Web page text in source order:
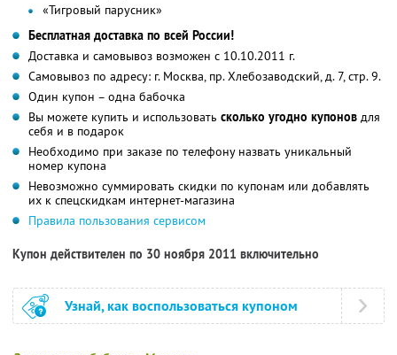
«Тигровый парусник»
Бесплатная доставка по всей России!
Доставка и самовывоз возможен с 10.10.2011 г.
Самовывоз по адресу: г. Москва, пр. Хлебозаводский, д. 7, стр. 9.
Один купон – одна бабочка
Вы можете купить и использовать сколько угодно купонов для
себя и в подарок
Необходимо при заказе по телефону назвать уникальный
номер купона
Невозможно суммировать скидки по купонам или добавлять
их к спецскидкам интернет-магазина
Правила пользования сервисом
Купон действителен по 30 ноября 2011 включительно
Узнай, как воспользоваться купоном